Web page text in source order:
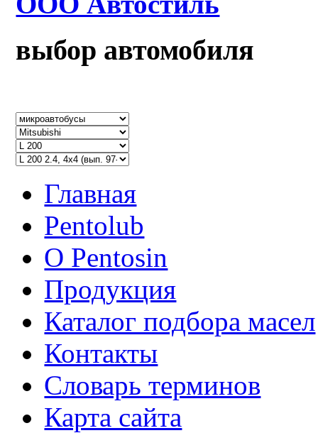
выбор автомобиля
Главная
Pentolub
О Pentosin
Продукция
Каталог подбора масел
Контакты
Словарь терминов
Карта сайта